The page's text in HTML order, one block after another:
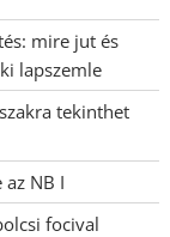
mire jut és
lapszemle
tekinthet
NB I
focival